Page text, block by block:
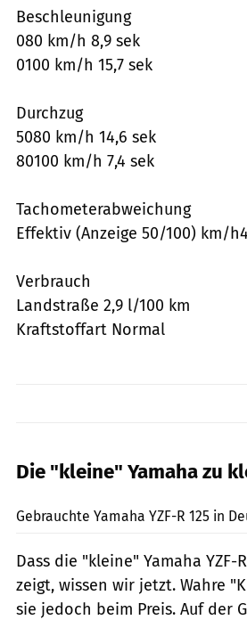
Beschleunigung
080 km/h 8,9 sek
0100 km/h 15,7 sek
Durchzug
5080 km/h 14,6 sek
80100 km/h 7,4 sek
Tachometerabweichung
Effektiv (Anzeige 50/100) km/
Verbrauch
Landstraße 2,9 l/100 km
Kraftstoffart Normal
Die "kleine" Yamaha zu
Gebrauchte Yamaha YZF-R 125 in
Dass die "kleine" Yamaha YZF-
zeigt, wissen wir jetzt. Wahre
sie jedoch beim Preis. Auf der